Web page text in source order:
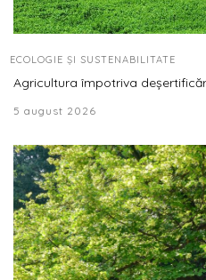
ECOLOGIE ȘI SUSTENABILITATE
Agricultura împotriva
5 august 2026